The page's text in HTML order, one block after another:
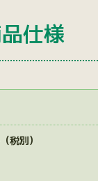
仕様
税別）